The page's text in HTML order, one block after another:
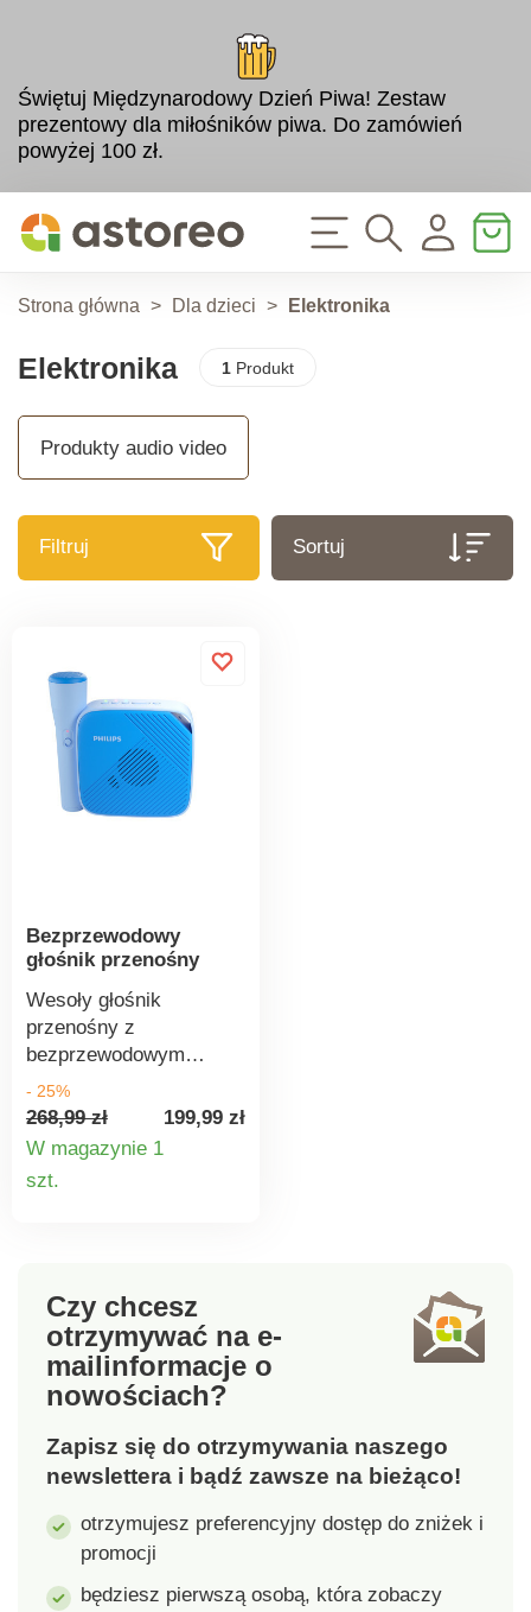
Świętuj Międzynarodowy Dzień Piwa! Zestaw
prezentowy dla miłośników piwa. Do zamówień
powyżej 100 zł.
Strona główna > Dla dzieci > Elektronika
Elektronika 1Produkt
Produkty audio video
Filtruj Sortuj
Bezprzewodowy
głośnik przenośny
Wesoły głośnik
przenośny z
bezprzewodowym
mikrofonem. Łatwe
podłączenie za pomocą
funkcji Bluetooth lub
karty microSD (do 32
MB - nie jest częścią
bateria 1500 mAh. Masa
produktu: 0,25 kg.
- 25%
268,99 zł
199,99 zł
W magazynie 1
szt.
Czy chcesz
otrzymywać na e-
mailinformacje o
nowościach?
Zapisz się do otrzymywania naszego
newslettera i bądź zawsze na bieżąco!
otrzymujesz preferencyjny dostęp do zniżek i
promocji
będziesz pierwszą osobą, która zobaczy